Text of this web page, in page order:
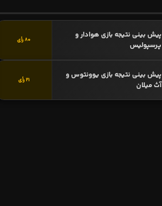
پیش بینی نتیجه بازی هوادار و
پرسپولیس
80 رأی
پیش بینی نتیجه بازی یوونتوس و
آث میلان
21 رأی